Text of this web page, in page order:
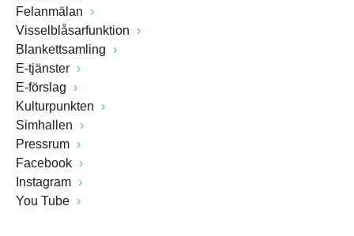
Felanmälan
Visselblåsarfunktion
Blankettsamling
E-tjänster
E-förslag
Kulturpunkten
Simhallen
Pressrum
Facebook
Instagram
You Tube